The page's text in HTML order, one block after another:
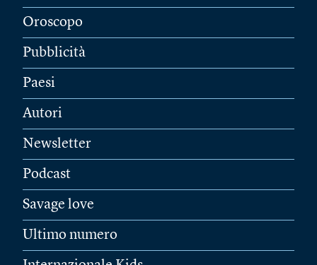
Oroscopo
Pubblicità
Paesi
Autori
Newsletter
Podcast
Savage love
Ultimo numero